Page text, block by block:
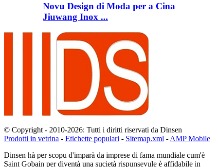
Novu Design di Moda per a Cina
Jiuwang Inox ...
© Copyright - 2010-2026: Tutti i diritti riservati da Dinsen
Prodotti in vetrina - Etichette populari - Sitemap.xml - AMP Mobile
Dinsen hà per scopu d'imparà da imprese di fama mundiale cum'è
Saint Gobain per diventà una sucietà rispunsevule è affidabile in